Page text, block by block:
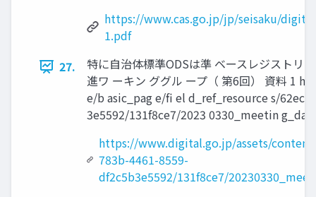
https://www.cas.go.jp/jp/seisaku/
1.pdf
27.
特に自治体標準ODSは準 ベースレジストリ
進ワ ーキン ググル ープ（ 第6回） 資料 1
e/b asic_pag e/fi el d_ref_resource s/
3e5592/131f8ce7/2023 0330_meetin
https://www.digital.go.jp/assets/
783b-4461-8559-
df2c5b3e5592/131f8ce7/